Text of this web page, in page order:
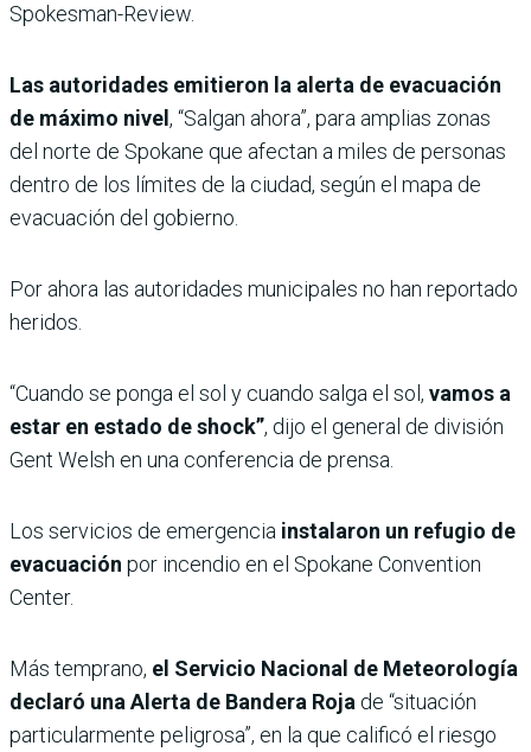
Spokesman-Review.
Las autoridades emitieron la alerta de evacuación
de máximo nivel , “Salgan ahora”, para amplias zonas
del norte de Spokane que afectan a miles de personas
dentro de los límites de la ciudad, según el mapa de
evacuación del gobierno.
Por ahora las autoridades municipales no han reportado
heridos.
“Cuando se ponga el sol y cuando salga el sol, vamos a
estar en estado de shock”, dijo el general de división
Gent Welsh en una conferencia de prensa.
Los servicios de emergencia instalaron un refugio de
evacuación por incendio en el Spokane Convention
Center.
Más temprano, el Servicio Nacional de Meteorología
declaró una Alerta de Bandera Roja de “situación
particularmente peligrosa”, en la que calificó el riesgo